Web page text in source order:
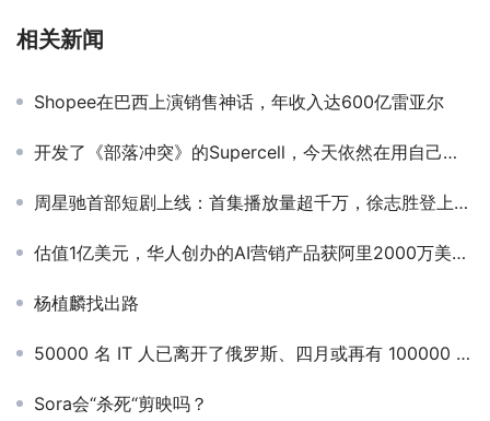
相关新闻
Shopee在巴西上演销售神话，年收入达600亿雷亚尔
开发了《部落冲突》的Supercell，今天依然在用自己的思路打造爆款
周星驰首部短剧上线：首集播放量超千万，徐志胜登上热搜
估值1亿美元，华人创办的AI营销产品获阿里2000万美元投资
杨植麟找出路
50000 名 IT 人已离开了俄罗斯、四月或再有 100000 人离开
Sora会“杀死“剪映吗？